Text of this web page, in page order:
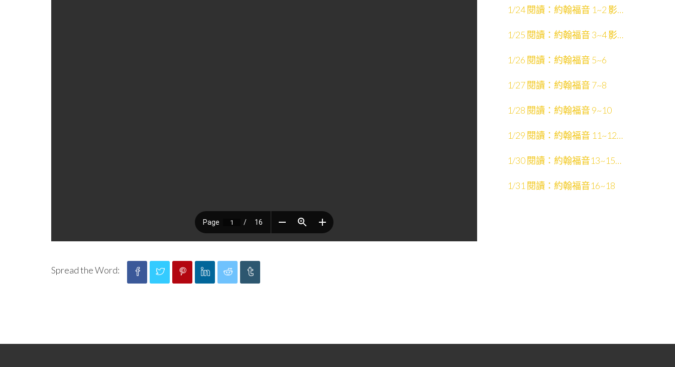
Spread the Word:
1/24 閱讀：約翰福音 1~2 影
1/25 閱讀：約翰福音 3~4 影
1/26 閱讀：約翰福音 5~6
1/27 閱讀：約翰福音 7~8
1/28 閱讀：約翰福音 9~10
1/29 閱讀：約翰福音 11~12
1/30 閱讀：約翰福音13~15
1/31 閱讀：約翰福音16~18